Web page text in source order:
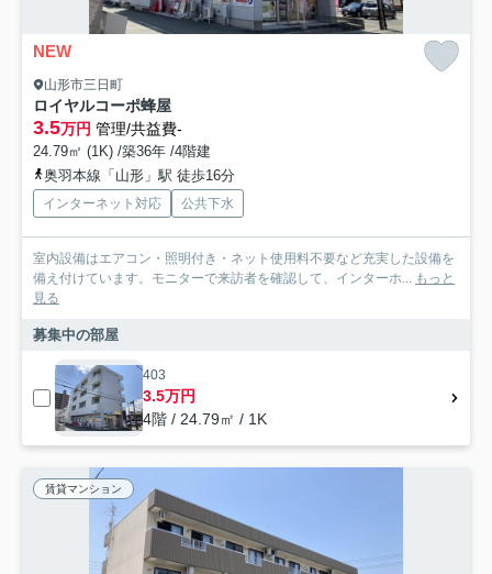
NEW
山形市三日町
ロイヤルコーポ蜂屋
3.5万円 管理/共益費-
24.79㎡ (1K) /築36年 /4階建
奥羽本線「山形」駅 徒歩16分
インターネット対応 公共下水
室内設備はエアコン・照明付き・ネット使用料不要など充実した設備を
備え付けています。モニターで来訪者を確認して、インターホ... もっと
見る
募集中の部屋
403
3.5万円
4階 / 24.79㎡ / 1K
賃貸マンション